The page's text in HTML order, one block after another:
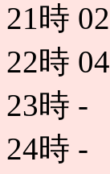
21時 02
22時 04
23時 -
24時 -